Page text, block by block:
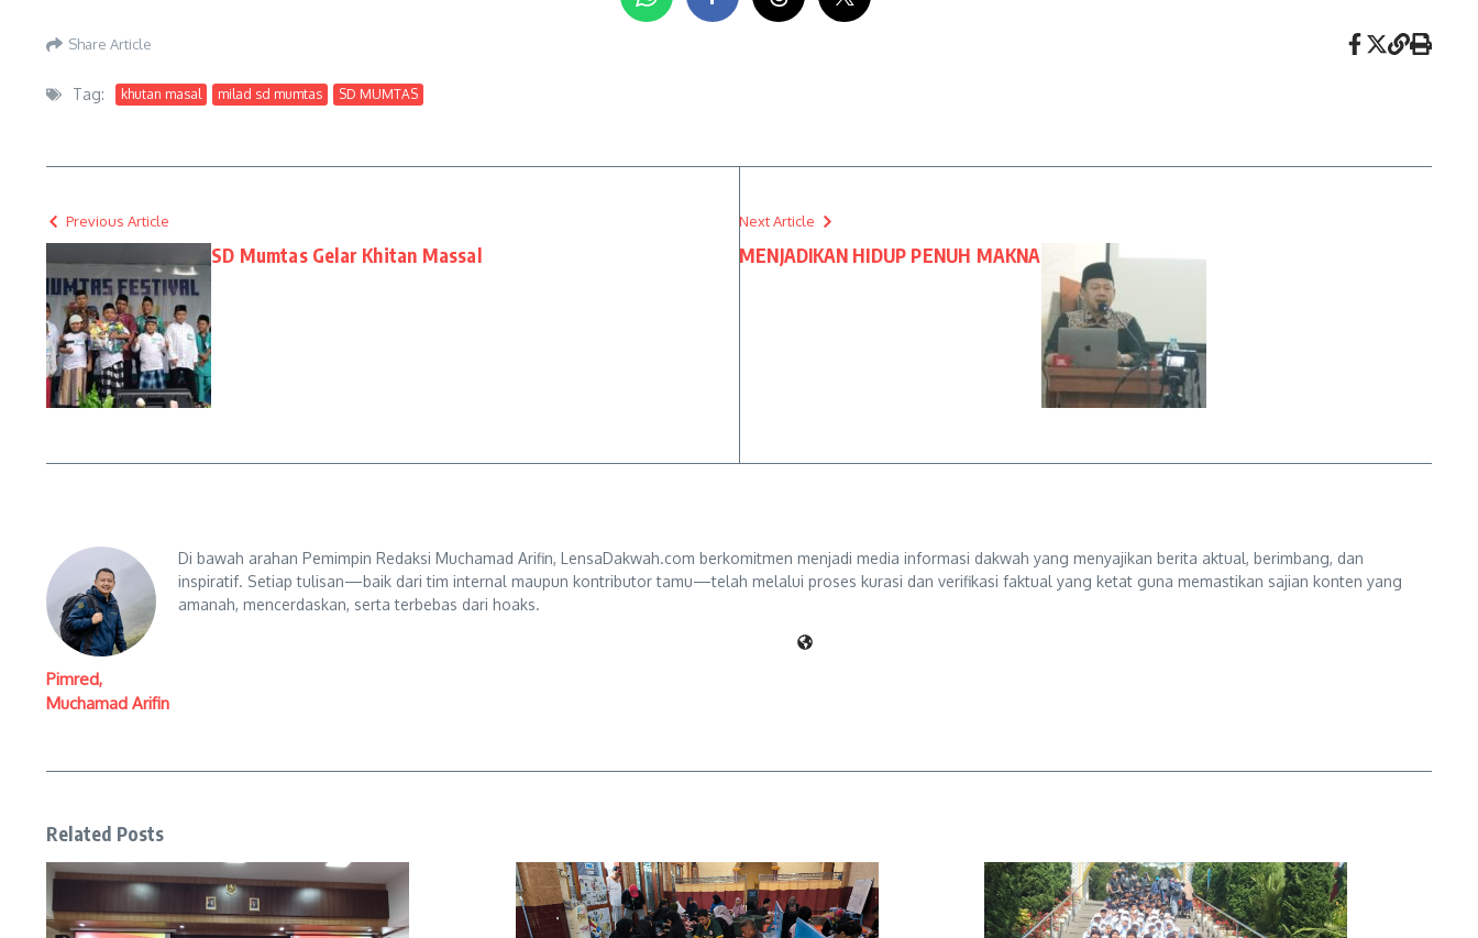
Share Article
Tag: khutan masal milad sd mumtas SD MUMTAS
Previous Article
SD Mumtas Gelar Khitan Massal
Next Article
MENJADIKAN HIDUP PENUH MAKNA
Pimred,
Muchamad Arifin
Di bawah arahan Pemimpin Redaksi Muchamad Arifin, LensaDakwah.com berkomitmen menjadi media informasi dakwah yang menyajikan berita aktual, berimbang, dan
inspiratif. Setiap tulisan—baik dari tim internal maupun kontributor tamu—telah melalui proses kurasi dan verifikasi faktual yang ketat guna memastikan sajian konten yang
amanah, mencerdaskan, serta terbebas dari hoaks.
Related Posts